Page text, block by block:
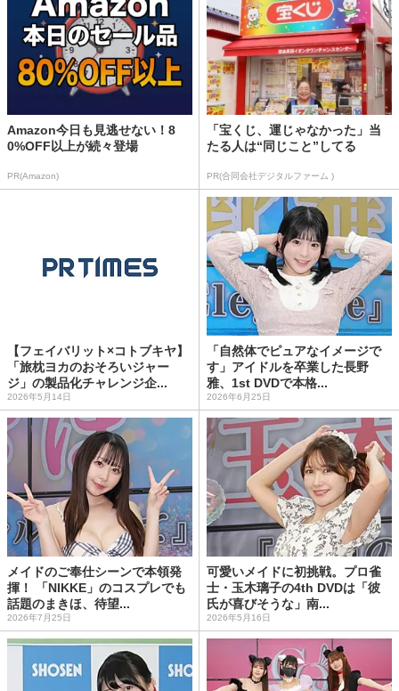
Amazon今日も見逃せない！8
0%OFF以上が続々登場
PR(Amazon)
「宝くじ、運じゃなかった」当
たる人は“同じこと”してる
PR(合同会社デジタルファーム )
【フェイバリット×コトブキヤ】
「旅枕ヨカのおそろいジャー
ジ」の製品化チャレンジ企...
2026年5月14日
「自然体でピュアなイメージで
す」アイドルを卒業した長野
雅、1st DVDで本格...
2026年6月25日
メイドのご奉仕シーンで本領発
揮！ 「NIKKE」のコスプレでも
話題のまきほ、待望...
2026年7月25日
可愛いメイドに初挑戦。プロ雀
士・玉木璃子の4th DVDは「彼
氏が喜びそうな」南...
2026年5月16日